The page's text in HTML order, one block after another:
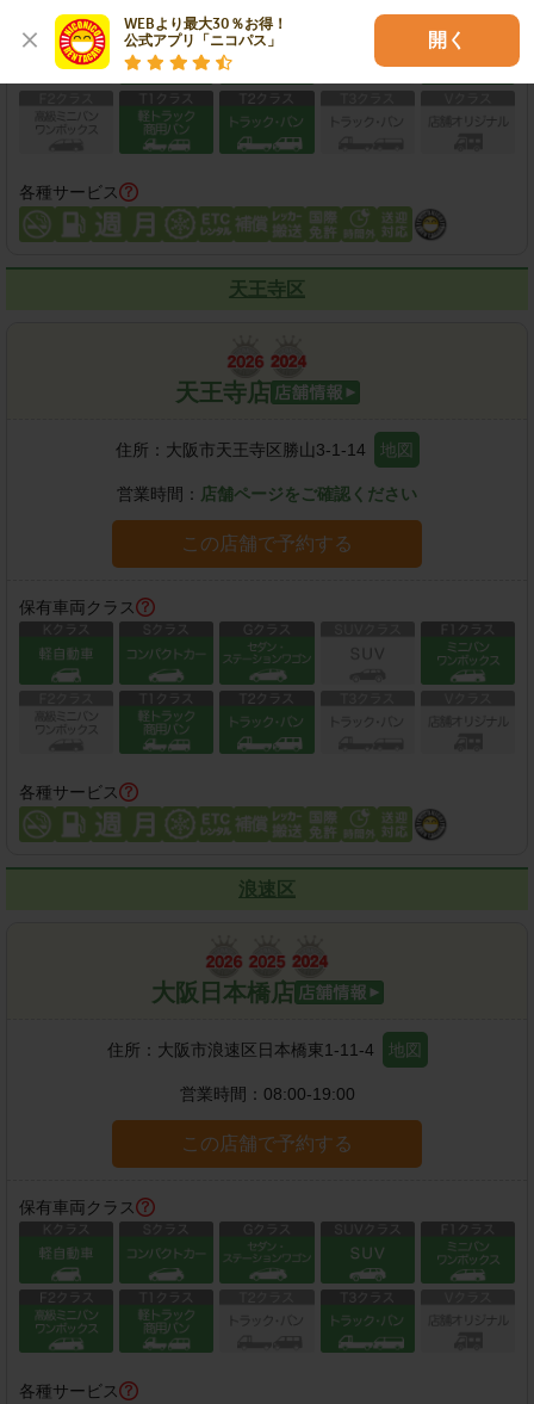
WEBより最大30％お得！
公式アプリ「ニコパス」
開く
各種サービス
天王寺区
天王寺店
住所： 大阪市天王寺区勝山3-1-14 地図
営業時間： 店舗ページをご確認ください
この店舗で予約する
保有車両クラス
各種サービス
浪速区
大阪日本橋店
住所： 大阪市浪速区日本橋東1-11-4 地図
営業時間： 08:00-19:00
この店舗で予約する
保有車両クラス
各種サービス